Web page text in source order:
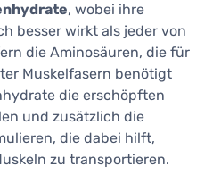
, wobei ihre
besser wirkt als jeder von
die Aminosäuren, die für
Muskelfasern benötigt
die erschöpften
und zusätzlich die
die dabei hilft,
zu transportieren.